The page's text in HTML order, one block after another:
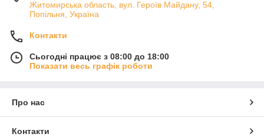
Житомирська область, вул. Героїв Майдану, 54,
Попільня, Україна
Контакти
Сьогодні працює з 08:00 до 18:00
Показати весь графік роботи
Про нас
Контакти